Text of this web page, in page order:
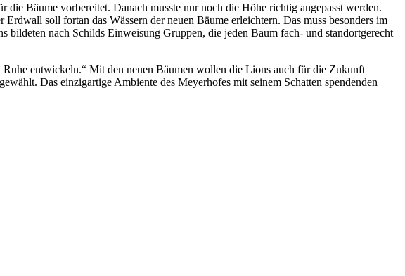
Bäume vorbereitet. Danach musste nur noch die Höhe richtig angepasst werden.
soll fortan das Wässern der neuen Bäume erleichtern. Das muss besonders im
bildeten nach Schilds Einweisung Gruppen, die jeden Baum fach- und standortgerecht
entwickeln.“ Mit den neuen Bäumen wollen die Lions auch für die Zukunft
Das einzigartige Ambiente des Meyerhofes mit seinem Schatten spendenden